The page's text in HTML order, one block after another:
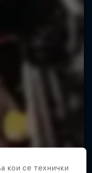
кои се технички